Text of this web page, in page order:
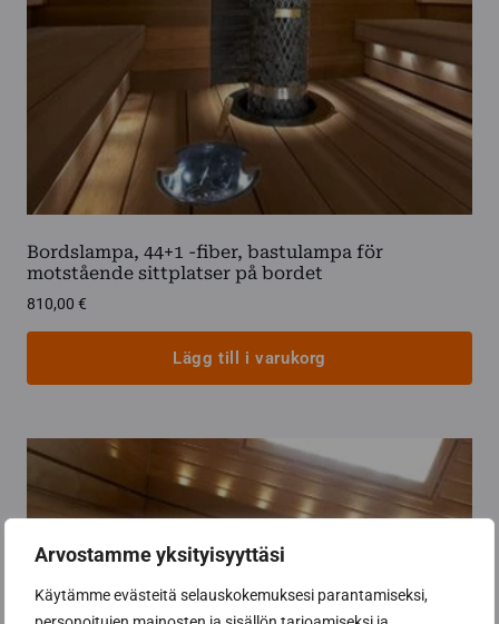
Arvostamme yksityisyyttäsi
Käytämme evästeitä selauskokemuksesi parantamiseksi,
Bordslampa, 44+1 -fiber, bastulampa för
motstående sittplatser på bordet
810,00 €
Lägg till i varukorg